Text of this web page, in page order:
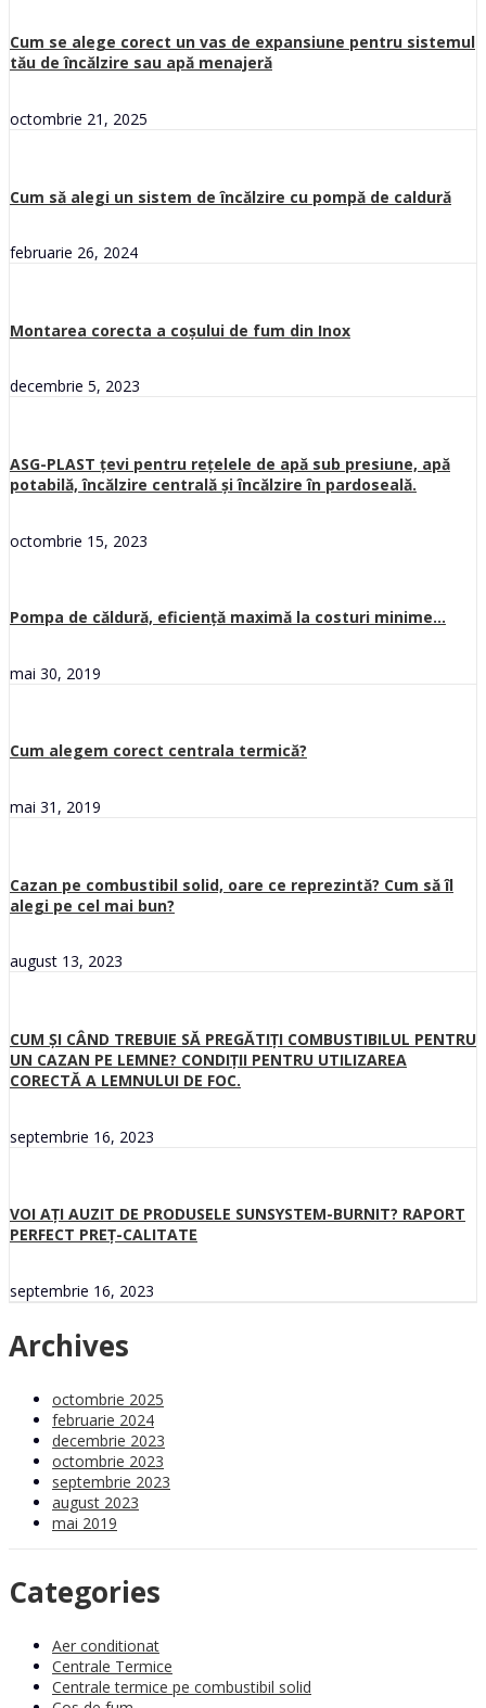
Cum se alege corect un vas de expansiune pentru sistemul
tău de încălzire sau apă menajeră
octombrie 21, 2025
Cum să alegi un sistem de încălzire cu pompă de caldură
februarie 26, 2024
Montarea corecta a coșului de fum din Inox
decembrie 5, 2023
ASG-PLAST țevi pentru rețelele de apă sub presiune, apă
potabilă, încălzire centrală și încălzire în pardoseală.
octombrie 15, 2023
Pompa de căldură, eficiență maximă la costuri minime…
mai 30, 2019
Cum alegem corect centrala termică?
mai 31, 2019
Cazan pe combustibil solid, oare ce reprezintă? Cum să îl
alegi pe cel mai bun?
august 13, 2023
CUM ȘI CÂND TREBUIE SĂ PREGĂTIȚI COMBUSTIBILUL PENTRU
UN CAZAN PE LEMNE? CONDIȚII PENTRU UTILIZAREA
CORECTĂ A LEMNULUI DE FOC.
septembrie 16, 2023
VOI AȚI AUZIT DE PRODUSELE SUNSYSTEM-BURNIT? RAPORT
PERFECT PREȚ-CALITATE
septembrie 16, 2023
Archives
octombrie 2025
februarie 2024
decembrie 2023
octombrie 2023
septembrie 2023
august 2023
mai 2019
Categories
Aer conditionat
Centrale Termice
Centrale termice pe combustibil solid